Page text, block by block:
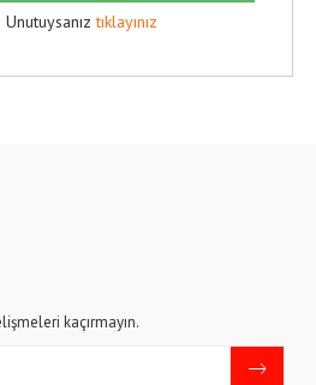
tıklayınız
kaçırmayın.